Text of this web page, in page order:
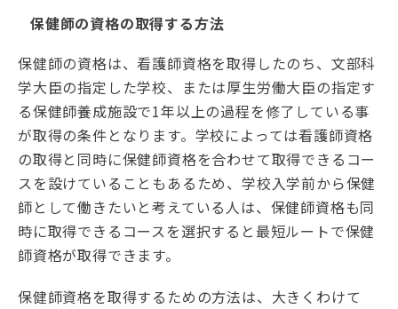
保健師の資格の取得する方法
保健師の資格は、看護師資格を取得したのち、文部科
学大臣の指定した学校、または厚生労働大臣の指定す
る保健師養成施設で1年以上の過程を修了している事
が取得の条件となります。学校によっては看護師資格
の取得と同時に保健師資格を合わせて取得できるコー
スを設けていることもあるため、学校入学前から保健
師として働きたいと考えている人は、保健師資格も同
時に取得できるコースを選択すると最短ルートで保健
師資格が取得できます。
保健師資格を取得するための方法は、大きくわけて